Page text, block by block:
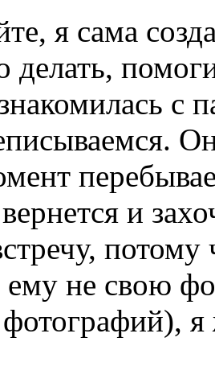
я сама
делать,
с
и
потому
ему не свою
фотографий),